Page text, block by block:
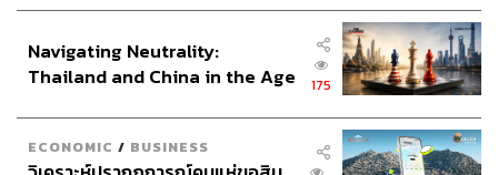
Navigating Neutrality:
Thailand and China in the Age
175
ECONOMIC / BUSINESS